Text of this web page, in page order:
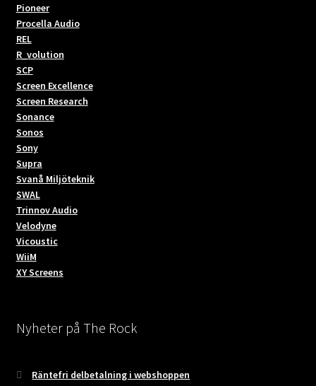
Pioneer
Procella Audio
REL
R_volution
SCP
Screen Excellence
Screen Research
Sonance
Sonos
Sony
Supra
Svanå Miljöteknik
SWAL
Trinnov Audio
Velodyne
Vicoustic
WiiM
XY Screens
Nyheter på The Rock
Räntefri delbetalning i webshoppen